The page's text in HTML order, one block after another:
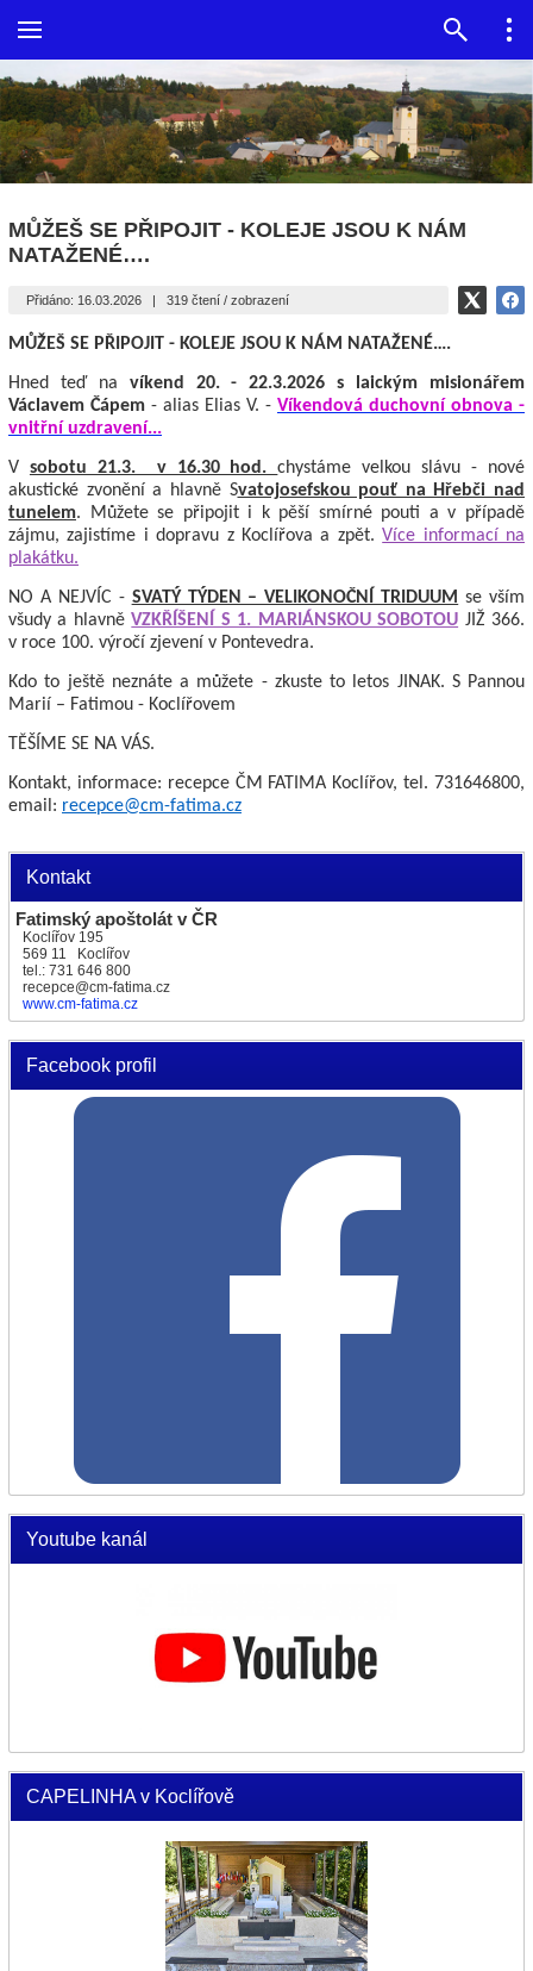
Kontakt
Fatimský apoštolát v ČR
Koclířov 195
569 11 Koclířov
tel.: 731 646 800
recepce@cm-fatima.cz
www.cm-fatima.cz
Facebook profil
Youtube kanál
CAPELINHA v Koclířově
MŮŽEŠ SE PŘIPOJIT - KOLEJE JSOU K NÁM
NATAŽENÉ….
Přidáno: 16.03.2026 | 319 čtení / zobrazení
MŮŽEŠ SE PŘIPOJIT - KOLEJE JSOU K NÁM NATAŽENÉ….
Hned teď na víkend 20. - 22.3.2026 s laickým misionářem
Václavem Čápem - alias Elias V. - Víkendová duchovní obnova -
vnitřní uzdravení...
V sobotu 21.3. v 16.30 hod.chystáme velkou slávu - nové
akustické zvonění a hlavně Svatojosefskou pouť na Hřebči nad
tunelem. Můžete se připojit i k pěší smírné pouti a v případě
zájmu, zajistíme i dopravu z Koclířova a zpět.Více informací na
plakátku.
NO A NEJVÍC - SVATÝ TÝDEN – VELIKONOČNÍ TRIDUUM se vším
všudy a hlavněVZKŘÍŠENÍ S 1. MARIÁNSKOU SOBOTOU JIŽ 366.
v roce 100. výročí zjevení v Pontevedra.
Kdo to ještě neznáte a můžete - zkuste to letos JINAK. S Pannou
Marií – Fatimou - Koclířovem
TĚŠÍME SE NA VÁS.
Kontakt, informace: recepce ČM FATIMA Koclířov, tel. 731646800,
email: recepce@cm-fatima.cz